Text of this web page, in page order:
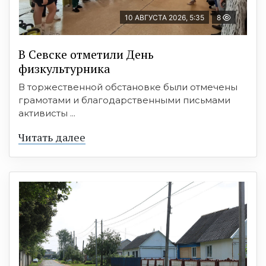
10 АВГУСТА 2026, 5:35 8
В Севске отметили День
физкультурника
В торжественной обстановке были отмечены
грамотами и благодарственными письмами
активисты ...
Читать далее